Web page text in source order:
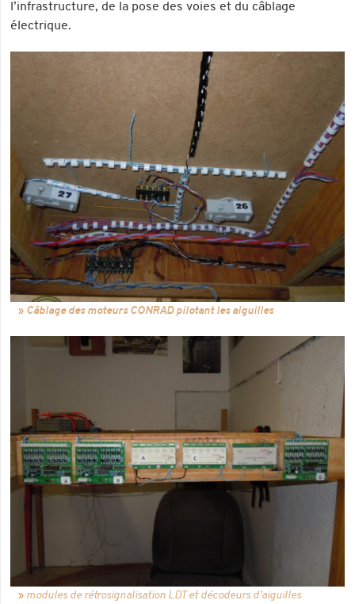
l’infrastructure, de la pose des voies et du câblage
électrique.
Câblage des moteurs CONRAD pilotant les aiguilles
modules de rétrosignalisation LDT et décodeurs d’aiguilles